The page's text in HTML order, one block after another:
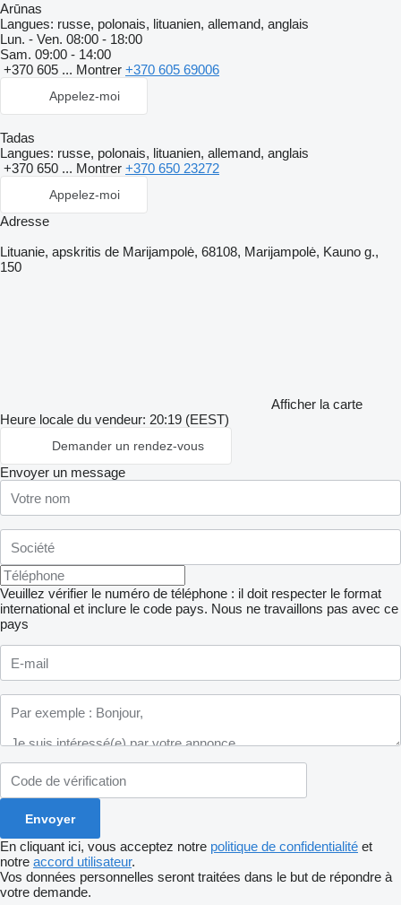
Arūnas
Langues: russe, polonais, lituanien, allemand, anglais
Lun. - Ven. 08:00 - 18:00
Sam. 09:00 - 14:00
+370 605 ... Montrer +370 605 69006
Appelez-moi
Tadas
Langues: russe, polonais, lituanien, allemand, anglais
+370 650 ... Montrer +370 650 23272
Appelez-moi
Adresse
Lituanie, apskritis de Marijampolė, 68108, Marijampolė, Kauno g.,
150
Afficher la carte
Heure locale du vendeur: 20:19 (EEST)
Demander un rendez-vous
Envoyer un message
Veuillez vérifier le numéro de téléphone : il doit respecter le format
international et inclure le code pays. Nous ne travaillons pas avec ce
pays
En cliquant ici, vous acceptez notre politique de confidentialité et
notre accord utilisateur.
Vos données personnelles seront traitées dans le but de répondre à
votre demande.